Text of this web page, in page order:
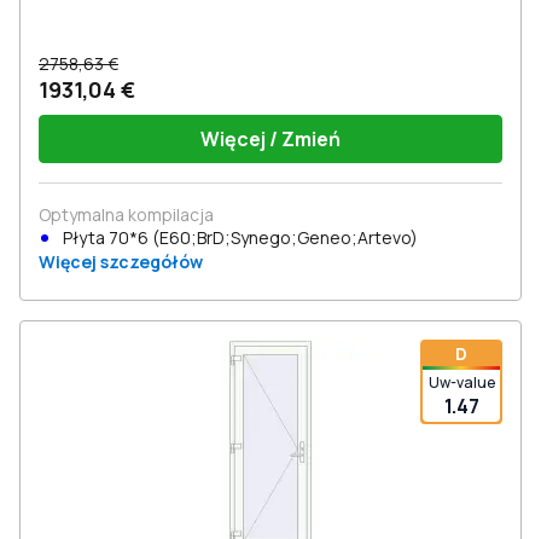
2758,63 €
1931,04 €
Więcej / Zmień
Optymalna kompilacja
Płyta 70*6 (E60;BrD;Synego;Geneo;Artevo)
Więcej szczegółów
D
Uw-value
1.47